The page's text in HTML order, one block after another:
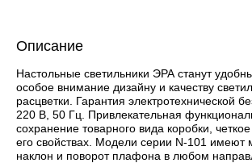
Описание
Настольные светильники ЭРА станут
особое внимание дизайну и качеству
расцветки. Гарантия электротехнической
220 В, 50 Гц. Привлекательная
сохранение товарного вида коробки,
его свойствах. Модели серии N-101 имеют
наклон и поворот плафона в любом